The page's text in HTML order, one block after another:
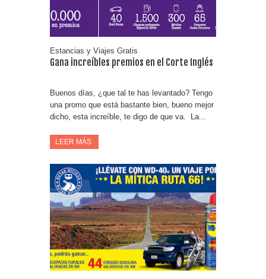
Estancias y Viajes Gratis
Gana increíbles premios en el Corte Inglés
Buenos días, ¿que tal te has levantado? Tengo
una promo que está bastante bien, bueno mejor
dicho, esta increíble, te digo de que va. La...
LEER MÁS